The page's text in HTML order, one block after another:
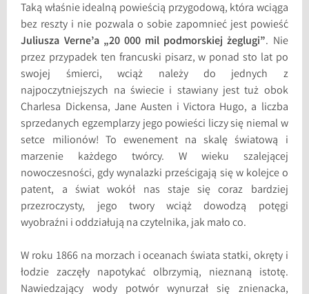
Taką właśnie idealną powieścią przygodową, która wciąga
bez reszty i nie pozwala o sobie zapomnieć jest powieść
Juliusza Verne’a „20 000 mil podmorskiej żeglugi”. Nie
przez przypadek ten francuski pisarz, w ponad sto lat po
swojej śmierci, wciąż należy do jednych z
najpoczytniejszych na świecie i stawiany jest tuż obok
Charlesa Dickensa, Jane Austen i Victora Hugo, a liczba
sprzedanych egzemplarzy jego powieści liczy się niemal w
setce milionów! To ewenement na skalę światową i
marzenie każdego twórcy. W wieku szalejącej
nowoczesności, gdy wynalazki prześcigają się w kolejce o
patent, a świat wokół nas staje się coraz bardziej
przezroczysty, jego twory wciąż dowodzą potęgi
wyobraźni i oddziałują na czytelnika, jak mało co.
W roku 1866 na morzach i oceanach świata statki, okręty i
łodzie zaczęły napotykać olbrzymią, nieznaną istotę.
Nawiedzający wody potwór wynurzał się znienacka,